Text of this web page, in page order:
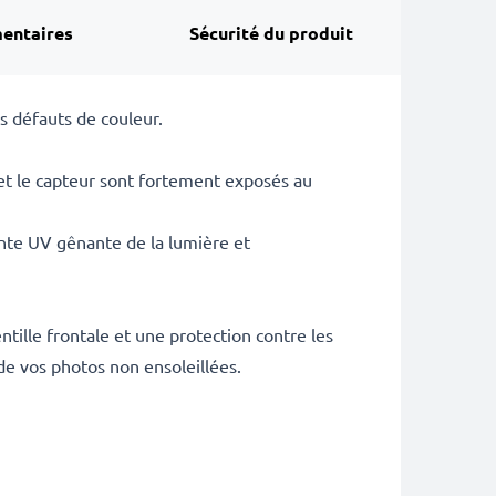
Sécurité du produit
défauts de couleur.
le capteur sont fortement exposés au
UV gênante de la lumière et
frontale et une protection contre les
vos photos non ensoleillées.